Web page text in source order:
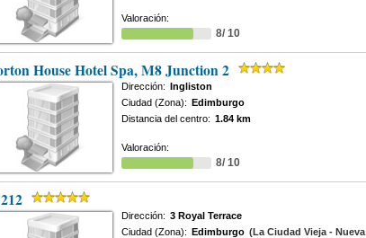
Valoración:
8/ 10
House Hotel Spa, M8 Junction 2
Dirección: Ingliston
Ciudad (Zona): Edimburgo
Distancia del centro: 1.84 km
Valoración:
8/ 10
Dirección: 3 Royal Terrace
Ciudad (Zona): Edimburgo (La Ciudad Vieja - Nueva